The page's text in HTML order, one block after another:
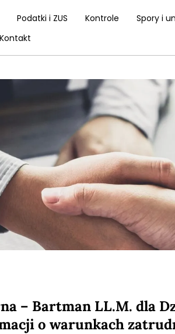
Podatki i ZUS Kontrole Spory i
Kontakt
– Bartman LL.M. dla
o warunkach